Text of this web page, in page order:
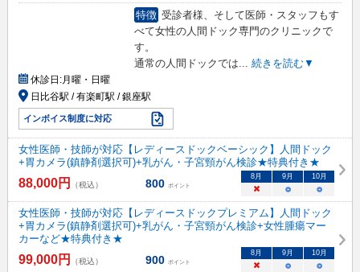
特徴 受診者様、そして医師・スタッフもす
べて女性の人間ドック専門のクリニックで
す。
通常の人間ドックでは
続きを読む▼
休診日:月曜・日曜
日比谷駅 / 有楽町駅 / 銀座駅
インボイス制度に対応
女性医師・技師が対応【レディースドックベーシック】人間ドック
+胃カメラ(鎮静剤選択可)+乳がん・子宮頸がん検診★特典付き★
88,000円 （税込） 800 ポイント
8 月 9 月 10月
× ○ ○
女性医師・技師が対応【レディースドックプレミアム】人間ドック
+胃カメラ(鎮静剤選択可)+乳がん・子宮頸がん検診+女性腫瘍マー
カーなど★特典付き★
99,000円 （税込） 900 ポイント
8 月 9 月 10月
× ○ ○